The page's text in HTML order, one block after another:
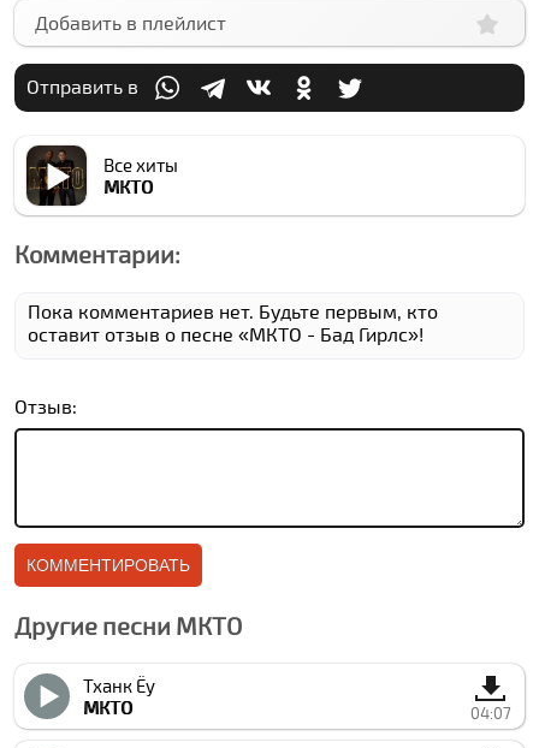
Добавить в плейлист
Отправить в
Все хиты
МКТО
Комментарии:
Пока комментариев нет. Будьте первым, кто
оставит отзыв о песне «МКТО - Бад Гирлс»!
Отзыв:
Другие песни МКТО
Тханк Ёу
МКТО
04:07